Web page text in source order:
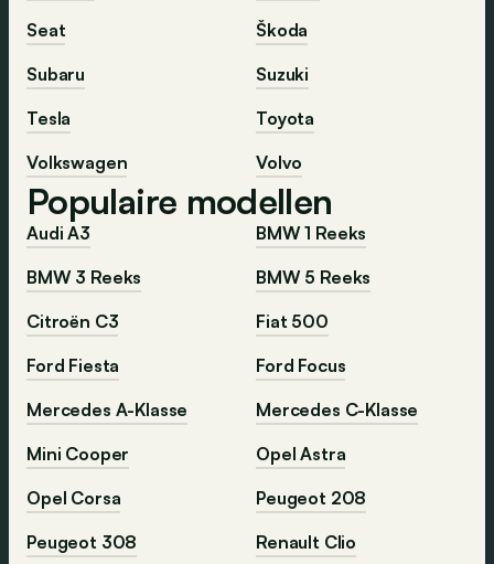
Seat
Škoda
Subaru
Suzuki
Tesla
Toyota
Volkswagen
Volvo
Populaire modellen
Audi A3
BMW 1 Reeks
BMW 3 Reeks
BMW 5 Reeks
Citroën C3
Fiat 500
Ford Fiesta
Ford Focus
Mercedes A-Klasse
Mercedes C-Klasse
Mini Cooper
Opel Astra
Opel Corsa
Peugeot 208
Peugeot 308
Renault Clio